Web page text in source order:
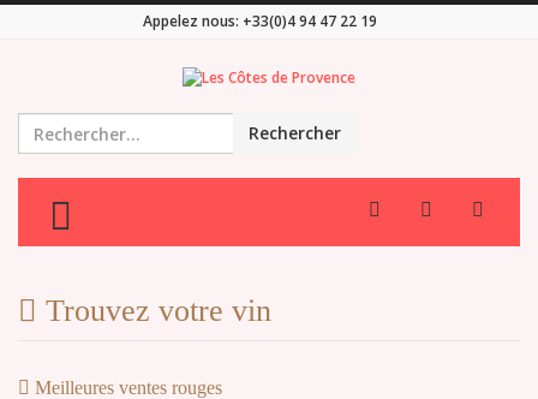
Appelez nous: +33(0)4 94 47 22 19
Rechercher
TOGGLE MENU
Trouvez votre vin
Meilleures ventes rouges